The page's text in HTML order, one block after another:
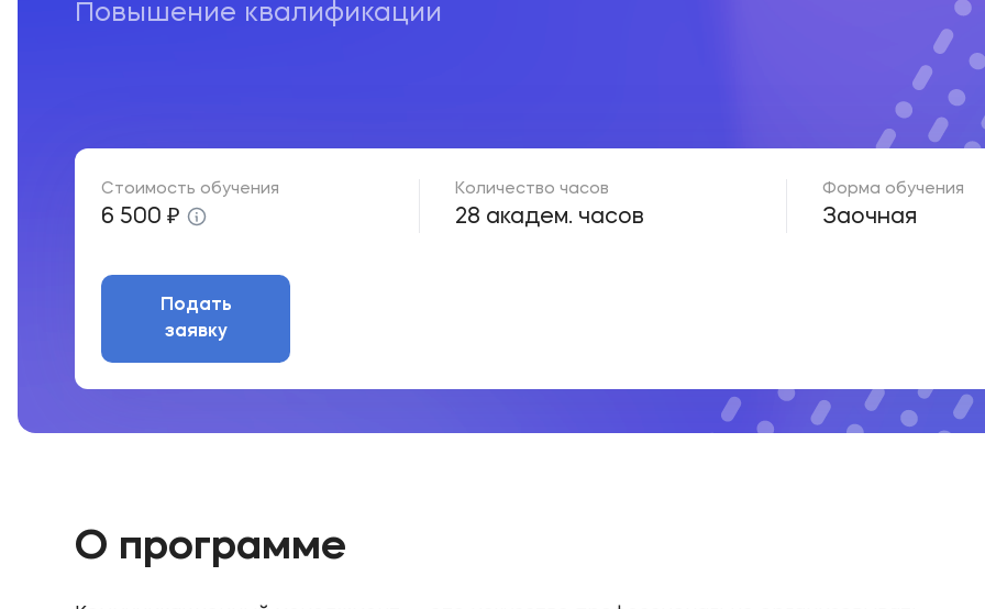
Повышение квалификации
Стоимость обучения
6 500 ₽
Количество часов
28 академ. часов
Форма обучения
Заочная
Подать
заявку
О программе